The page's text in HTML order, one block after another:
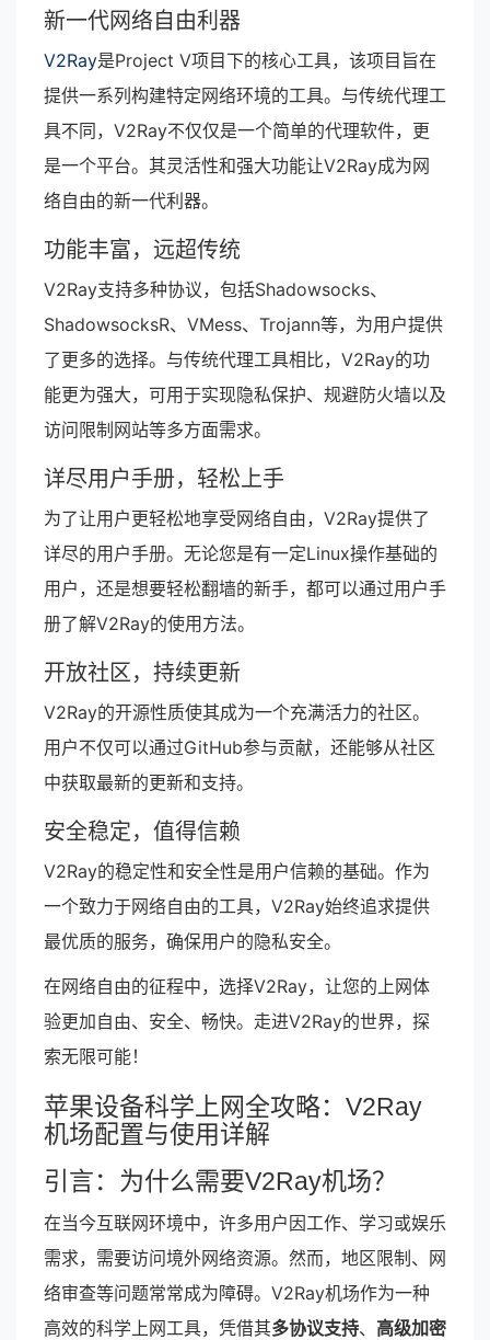
新一代网络自由利器
V2Ray是Project V项目下的核心工具，该项目旨在
提供一系列构建特定网络环境的工具。与传统代理工
具不同，V2Ray不仅仅是一个简单的代理软件，更
是一个平台。其灵活性和强大功能让V2Ray成为网
络自由的新一代利器。
功能丰富，远超传统
V2Ray支持多种协议，包括Shadowsocks、
ShadowsocksR、VMess、Trojann等，为用户提供
了更多的选择。与传统代理工具相比，V2Ray的功
能更为强大，可用于实现隐私保护、规避防火墙以及
访问限制网站等多方面需求。
详尽用户手册，轻松上手
为了让用户更轻松地享受网络自由，V2Ray提供了
详尽的用户手册。无论您是有一定Linux操作基础的
用户，还是想要轻松翻墙的新手，都可以通过用户手
册了解V2Ray的使用方法。
开放社区，持续更新
V2Ray的开源性质使其成为一个充满活力的社区。
用户不仅可以通过GitHub参与贡献，还能够从社区
中获取最新的更新和支持。
安全稳定，值得信赖
V2Ray的稳定性和安全性是用户信赖的基础。作为
一个致力于网络自由的工具，V2Ray始终追求提供
最优质的服务，确保用户的隐私安全。
在网络自由的征程中，选择V2Ray，让您的上网体
验更加自由、安全、畅快。走进V2Ray的世界，探
索无限可能！
苹果设备科学上网全攻略：V2Ray
机场配置与使用详解
引言：为什么需要V2Ray机场？
在当今互联网环境中，许多用户因工作、学习或娱乐
需求，需要访问境外网络资源。然而，地区限制、网
络审查等问题常常成为障碍。V2Ray机场作为一种
高效的科学上网工具，凭借其多协议支持、 高级加密